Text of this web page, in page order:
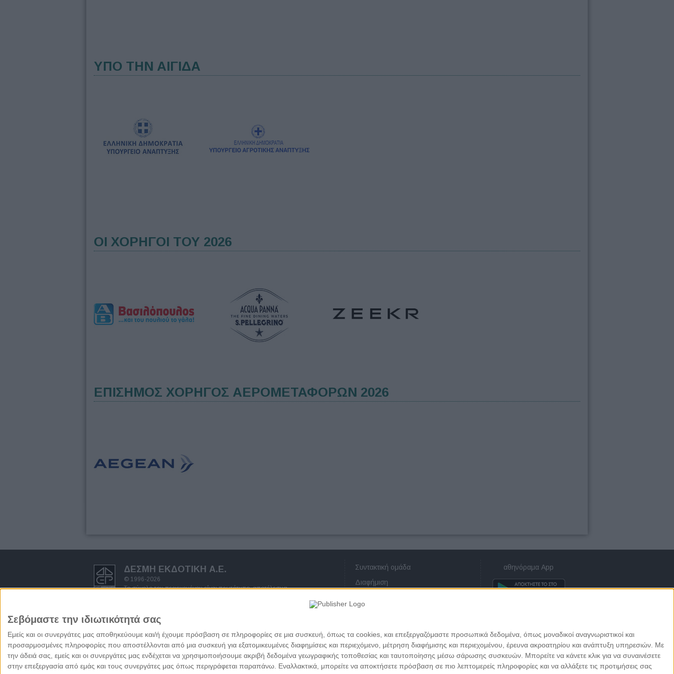
Σεβόμαστε την ιδιωτικότητά σας
Εμείς και οι συνεργάτες μας αποθηκεύουμε και/ή έχουμε πρόσβαση σε πληροφορίες σε μια συσκευή, όπως τα cookies, και επεξεργαζόμαστε προσωπικά δεδομένα, όπως μοναδικοί αναγνωριστικοί και
προσαρμοσμένες πληροφορίες που αποστέλλονται από μια συσκευή για εξατομικευμένες διαφημίσεις και περιεχόμενο, μέτρηση διαφήμισης και περιεχομένου, έρευνα ακροατηρίου και ανάπτυξη υπηρεσιών. Με
την άδειά σας, εμείς και οι συνεργάτες μας ενδέχεται να χρησιμοποιήσουμε ακριβή δεδομένα γεωγραφικής τοποθεσίας και ταυτοποίησης μέσω σάρωσης συσκευών. Μπορείτε να κάνετε κλικ για να συναινέσετε
στην επεξεργασία από εμάς και τους συνεργάτες μας όπως περιγράφεται παραπάνω. Εναλλακτικά, μπορείτε να αποκτήσετε πρόσβαση σε πιο λεπτομερείς πληροφορίες και να αλλάξετε τις προτιμήσεις σας
ΥΠΟ ΤΗΝ ΑΙΓΙΔΑ
ΟΙ ΧΟΡΗΓΟΙ ΤΟΥ 2026
ΕΠΙΣΗΜΟΣ ΧΟΡΗΓΟΣ ΑΕΡΟΜΕΤΑΦΟΡΩΝ 2026
ΔΕΣΜΗ ΕΚΔΟΤΙΚΗ A.E.
© 1996-2026
Το σύνολο του περιεχομένου είναι πρωτότυπο, αποτέλεσμα
Απαγορεύεται η αντιγραφή ολόκληρου ή μέρους αυτού χωρίς προηγούμενη
γραπτή άδεια του Εκδότη.
Όροι χρήσης - πολιτική προστασίας προσωπικών δεδομένων
Συντακτική ομάδα
Διαφήμιση
αθηνόραμα App